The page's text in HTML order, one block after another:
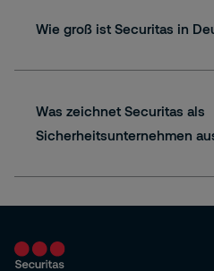
Wie groß ist Securitas in
Was zeichnet Securitas als
Sicherheitsunternehmen